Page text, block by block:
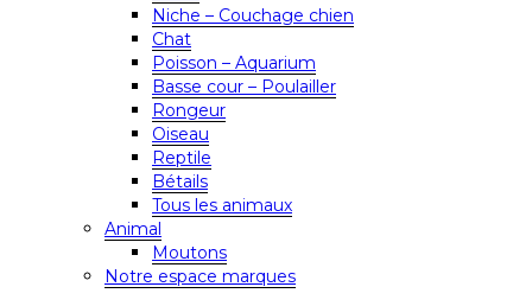
Niche – Couchage chien
Chat
Poisson – Aquarium
Basse cour – Poulailler
Rongeur
Oiseau
Reptile
Bétails
Tous les animaux
Animal
Moutons
Notre espace marques